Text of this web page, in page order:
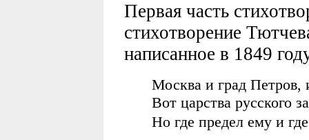
Первая часть
стихотворение
написанное в 1849
Москва и град Петров,
Вот царства русского
Но где предел ему и